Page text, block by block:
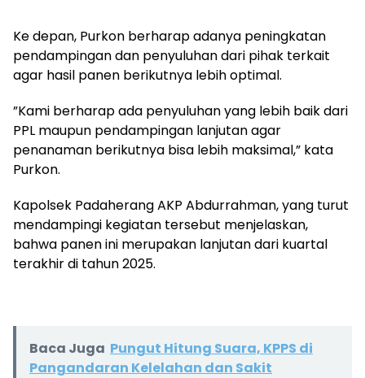
‎Ke depan, Purkon berharap adanya peningkatan
pendampingan dan penyuluhan dari pihak terkait
agar hasil panen berikutnya lebih optimal.
‎”Kami berharap ada penyuluhan yang lebih baik dari
PPL maupun pendampingan lanjutan agar
penanaman berikutnya bisa lebih maksimal,” kata
Purkon.
‎Kapolsek Padaherang AKP Abdurrahman, yang turut
mendampingi kegiatan tersebut menjelaskan,
bahwa panen ini merupakan lanjutan dari kuartal
terakhir di tahun 2025.
Baca Juga Pungut Hitung Suara, KPPS di
Pangandaran Kelelahan dan Sakit